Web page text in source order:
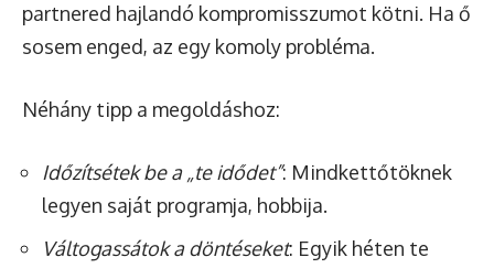
partnered hajlandó kompromisszumot kötni. Ha ő
sosem enged, az egy komoly probléma.
Néhány tipp a megoldáshoz:
Időzítsétek be a „te idődet”: Mindkettőtöknek
legyen saját programja, hobbija.
Váltogassátok a döntéseket: Egyik héten te